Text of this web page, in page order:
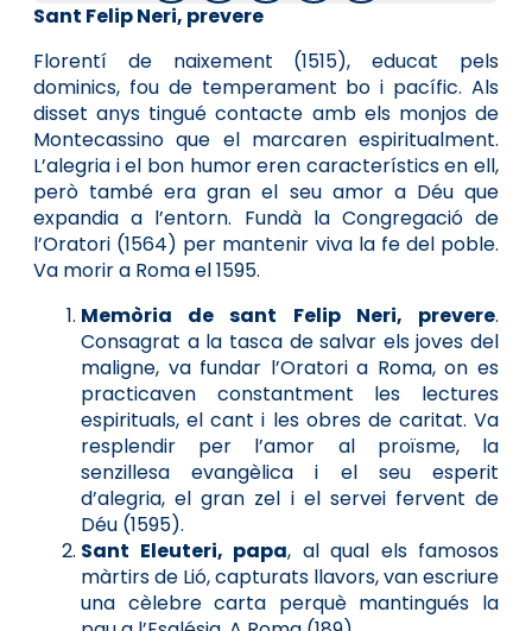
Sant Felip Neri, prevere
Florentí de naixement (1515), educat pels
dominics, fou de temperament bo i pacífic. Als
disset anys tingué contacte amb els monjos de
Montecassino que el marcaren espiritualment.
L’alegria i el bon humor eren característics en ell,
però també era gran el seu amor a Déu que
expandia a l’entorn. Fundà la Congregació de
l’Oratori (1564) per mantenir viva la fe del poble.
Va morir a Roma el 1595.
Memòria de sant Felip Neri, prevere.
Consagrat a la tasca de salvar els joves del
maligne, va fundar l’Oratori a Roma, on es
practicaven constantment les lectures
espirituals, el cant i les obres de caritat. Va
resplendir per l’amor al proïsme, la
senzillesa evangèlica i el seu esperit
d’alegria, el gran zel i el servei fervent de
Déu (1595).
Sant Eleuteri, papa, al qual els famosos
màrtirs de Lió, capturats llavors, van escriure
una cèlebre carta perquè mantingués la